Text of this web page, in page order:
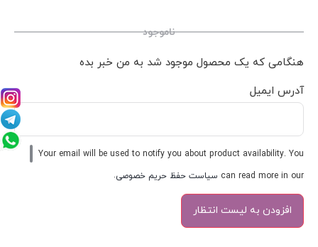
ناموجود
هنگامی که یک محصول موجود شد به من خبر بده
آدرس ایمیل
Your email will be used to notify you about product availability. You
can read more in our سیاست حفظ حریم خصوصی.